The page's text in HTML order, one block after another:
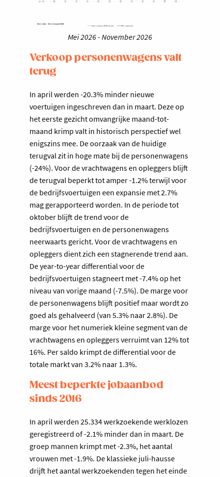
Mei 2026 - November 2026
Verkoop personenwagens valt
terug
In april werden -20.3% minder nieuwe
voertuigen ingeschreven dan in maart. Deze op
het eerste gezicht omvangrijke maand-tot-
maand krimp valt in historisch perspectief wel
enigszins mee. De oorzaak van de huidige
terugval zit in hoge mate bij de personenwagens
(-24%). Voor de vrachtwagens en opleggers blijft
de terugval beperkt tot amper -1.2% terwijl voor
de bedrijfsvoertuigen een expansie met 2.7%
mag gerapporteerd worden. In de periode tot
oktober blijft de trend voor de
bedrijfsvoertuigen en de personenwagens
neerwaarts gericht. Voor de vrachtwagens en
opleggers dient zich een stagnerende trend aan.
De year-to-year differential voor de
bedrijfsvoertuigen stagneert met -7.4% op het
niveau van vorige maand (-7.5%). De marge voor
de personenwagens blijft positief maar wordt zo
goed als gehalveerd (van 5.3% naar 2.8%). De
marge voor het numeriek kleine segment van de
vrachtwagens en opleggers verruimt van 12% tot
16%. Per saldo krimpt de differential voor de
totale markt van 3.2% naar 1.3%.
Meest beperkte jobaanbod
sinds 2016
In april werden 25.334 werkzoekende werklozen
geregistreerd of -2.1% minder dan in maart. De
groep mannen krimpt met -2.3%, het aantal
vrouwen met -1.9%. De klassieke juli-hausse
drijft het aantal werkzoekenden tegen het einde